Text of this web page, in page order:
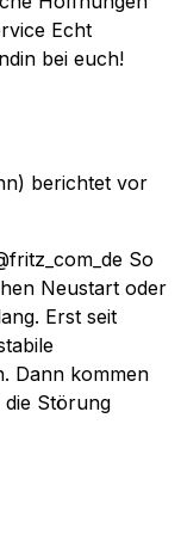
Echt
bei euch!
berichtet vor
So
Neustart oder
Erst seit
Dann kommen
Störung